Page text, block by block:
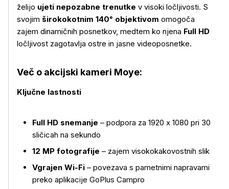
želijo ujeti nepozabne trenutke v visoki ločljivosti. S
svojim širokokotnim 140° objektivom omogoča
zajem dinamičnih posnetkov, medtem ko njena Full HD
ločljivost zagotavlja ostre in jasne videoposnetke.
Več o akcijski kameri Moye:
Ključne lastnosti
Full HD snemanje – podpora za 1920 x 1080 pri 30
sličicah na sekundo
12 MP fotografije – zajem visokokakovostnih slik
Vgrajen Wi-Fi – povezava s pametnimi napravami
preko aplikacije GoPlus Campro